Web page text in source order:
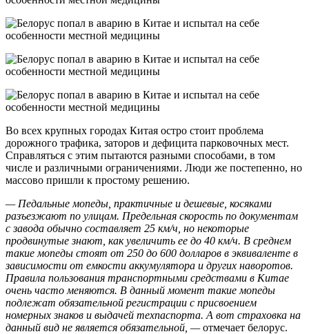
Во всех крупных городах Китая остро стоит проблема
дорожного трафика, заторов и дефицита парковочных мест.
Справляться с этим пытаются разными способами, в том
числе и различными ограничениями. Люди же постепенно, но
массово пришли к простому решению.
— Педальные мопеды, практичные и дешевые, косяками
разъезжают по улицам. Предельная скорость по документам
с завода обычно составляет 25 км/ч, но некоторые
продвинутые знают, как увеличить ее до 40 км/ч. В среднем
такие мопеды стоят от 250 до 600 долларов в эквиваленте в
зависимости от емкости аккумулятора и других наворотов.
Правила пользования транспортными средствами в Китае
очень часто меняются. В данный момент такие мопеды
подлежат обязательной регистрации с присвоением
номерных знаков и выдачей техпаспорта. А вот страховка на
данный вид не является обязательной, —отмечает белорус.